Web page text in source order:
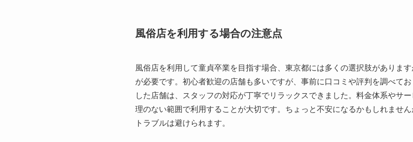
風俗店を利用する場合の注意点
風俗店を利用して童貞卒業を目指す場合、東京都には多くの選択肢がありま
が必要です。初心者歓迎の店舗も多いですが、事前に口コミや評判を調べて
した店舗は、スタッフの対応が丁寧でリラックスできました。料金体系やサ
理のない範囲で利用することが大切です。ちょっと不安になるかもしれませ
トラブルは避けられます。